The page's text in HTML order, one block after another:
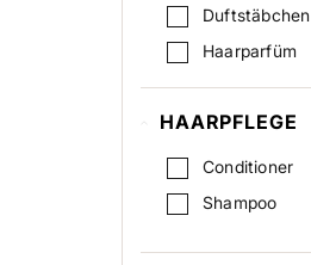
Duftstäbchen
Haarparfüm
Körperspray
HAARPFLEGE
Conditioner
Shampoo